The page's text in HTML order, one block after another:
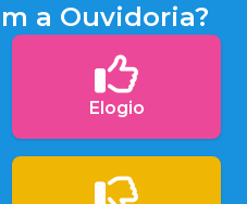
a Ouvidoria?
Elogio